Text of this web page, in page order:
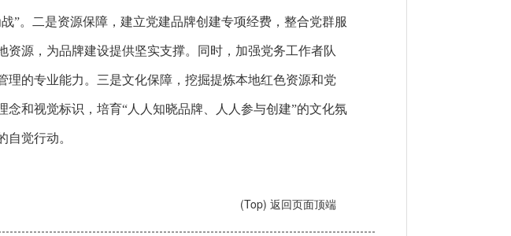
”。二是资源保障，建立党建品牌创建专项经费，整合党群服
资源，为品牌建设提供坚实支撑。同时，加强党务工作者队
理的专业能力。三是文化保障，挖掘提炼本地红色资源和党
念和视觉标识，培育“人人知晓品牌、人人参与创建”的文化氛
自觉行动。
(Top) 返回页面顶端